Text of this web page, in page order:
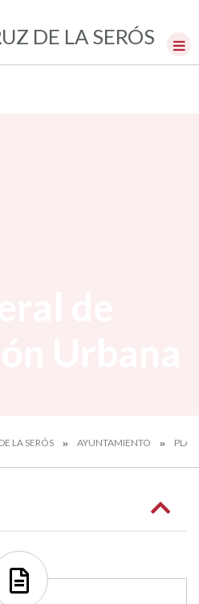
DE LA SERÓS
LA SERÓS AYUNTAMIENTO